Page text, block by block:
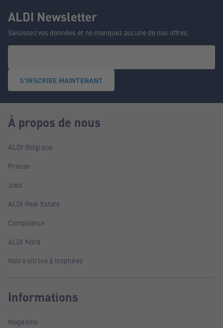
ALDI Newsletter
Saisissez vos données et ne manquez aucune de nos offres.
S'INSCRIRE MAINTENANT
À propos de nous
ALDI Belgique
Presse
Jobs
ALDI Real Estate
Compliance
ALDI Nord
Notre vitrine à trophées
Informations
Magasins